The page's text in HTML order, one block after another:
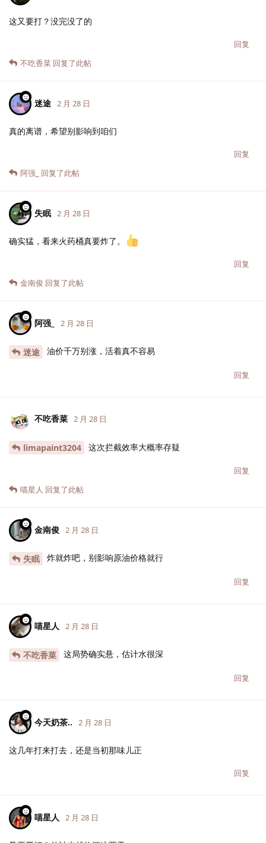
这又要打？没完没了的
回复
不吃香菜 回复了此帖
迷途 2 月 28 日
真的离谱，希望别影响到咱们
回复
阿强_
回复了此帖
失眠 2 月 28 日
确实猛，看来火药桶真要炸了。
回复
金南俊 回复了此帖
阿强_ 2 月 28 日
迷途 油价千万别涨，活着真不容易
回复
不吃香菜 2 月 28 日
limapaint3204 这次拦截效率大概率存疑
回复
喵星人 回复了此帖
金南俊 2 月 28 日
失眠 炸就炸吧，别影响原油价格就行
回复
喵星人 2 月 28 日
不吃香菜 这局势确实悬，估计水很深
回复
今天奶茶.. 2 月 28 日
这几年打来打去，还是当初那味儿正
回复
喵星人 2 月 28 日